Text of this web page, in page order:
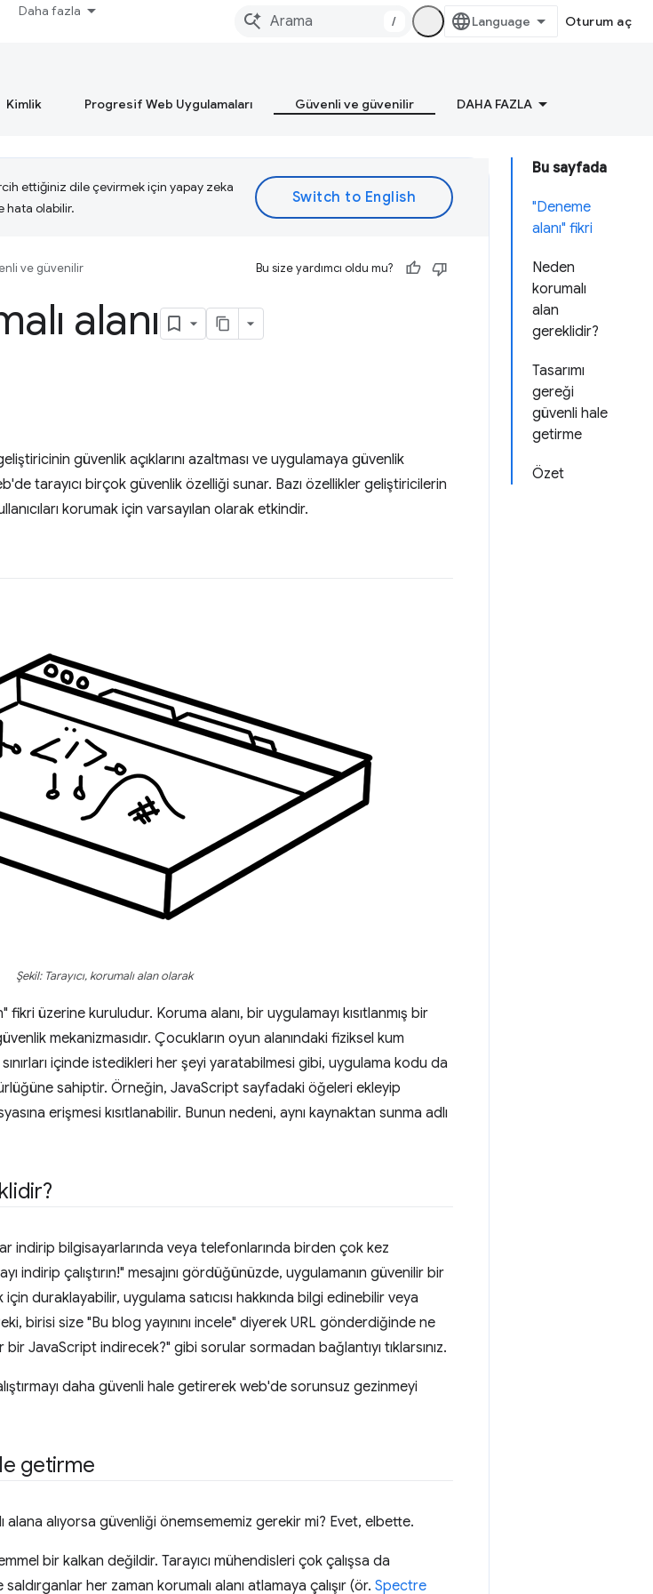
Daha fazla
/ Oturum aç
Kimlik Progresif Web Uygulamaları Güvenli ve güvenilir DAHA FAZLA
Bu sayfada
"Deneme
alanı" fikri
Neden
korumalı
alan
gereklidir?
Tasarımı
gereği
güvenli hale
getirme
Özet
ettiğiniz dile çevirmek için yapay zeka
hata olabilir.
ve güvenilir Bu size yardımcı oldu mu?
alanı
güvenlik açıklarını azaltması ve uygulamaya güvenlik
tarayıcı birçok güvenlik özelliği sunar. Bazı özellikler geliştiricilerin
korumak için varsayılan olarak etkindir.
Şekil: Tarayıcı, korumalı alan olarak
fikri üzerine kuruludur. Koruma alanı, bir uygulamayı kısıtlanmış bir
mekanizmasıdır. Çocukların oyun alanındaki fiziksel kum
içinde istedikleri her şeyi yaratabilmesi gibi, uygulama kodu da
sahiptir. Örneğin, JavaScript sayfadaki öğeleri ekleyip
erişmesi kısıtlanabilir. Bunun nedeni, aynı kaynaktan sunma adlı
indirip bilgisayarlarında veya telefonlarında birden çok kez
indirip çalıştırın!" mesajını gördüğünüzde, uygulamanın güvenilir bir
duraklayabilir, uygulama satıcısı hakkında bilgi edinebilir veya
birisi size "Bu blog yayınını incele" diyerek URL gönderdiğinde ne
JavaScript indirecek?" gibi sorular sormadan bağlantıyı tıklarsınız.
daha güvenli hale getirerek web'de sorunsuz gezinmeyi
getirme
alana alıyorsa güvenliği önemsememiz gerekir mi? Evet, elbette.
bir kalkan değildir. Tarayıcı mühendisleri çok çalışsa da
her zaman korumalı alanı atlamaya çalışır (ör. Spectre